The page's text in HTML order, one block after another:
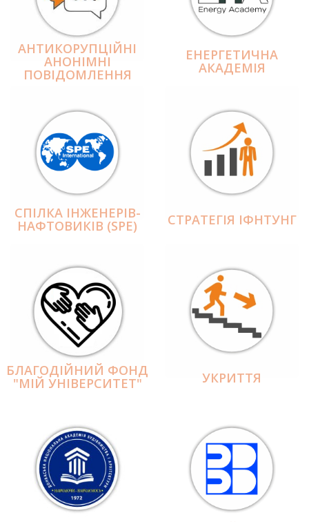
АНТИКОРУПЦІЙНІ
АНОНІМНІ
ПОВІДОМЛЕННЯ
ЕНЕРГЕТИЧНА
АКАДЕМІЯ
СПІЛКА ІНЖЕНЕРІВ-
НАФТОВИКІВ (SPE) СТРАТЕГІЯ ІФНТУНГ
БЛАГОДІЙНИЙ ФОНД
"МІЙ УНІВЕРСИТЕТ" УКРИТТЯ